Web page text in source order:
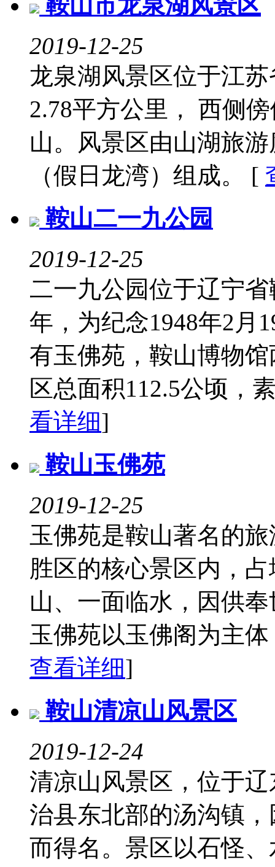
2019-12-25
龙泉湖风景区位于江
2.78平方公里， 西侧
山。风景区由山湖旅
（假日龙湾）组成。 [
鞍山二一九公园
2019-12-25
二一九公园位于辽宁
年，为纪念1948年2月
有玉佛苑，鞍山博物
区总面积112.5公顷，
看详细]
鞍山玉佛苑
2019-12-25
玉佛苑是鞍山著名的
胜区的核心景区内，
山、一面临水，因供
玉佛苑以玉佛阁为主
查看详细]
鞍山清凉山风景区
2019-12-24
清凉山风景区，位于
治县东北部的汤沟镇
而得名。景区以石怪